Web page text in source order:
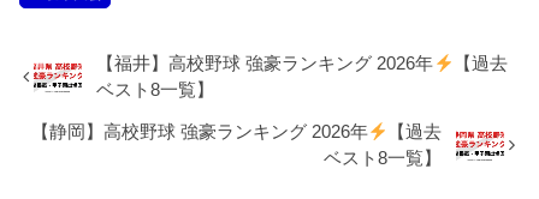
【福井】高校野球 強豪ランキング 2026年
【過去
ベスト8一覧】
【静岡】高校野球 強豪ランキング 2026年
【過去
ベスト8一覧】